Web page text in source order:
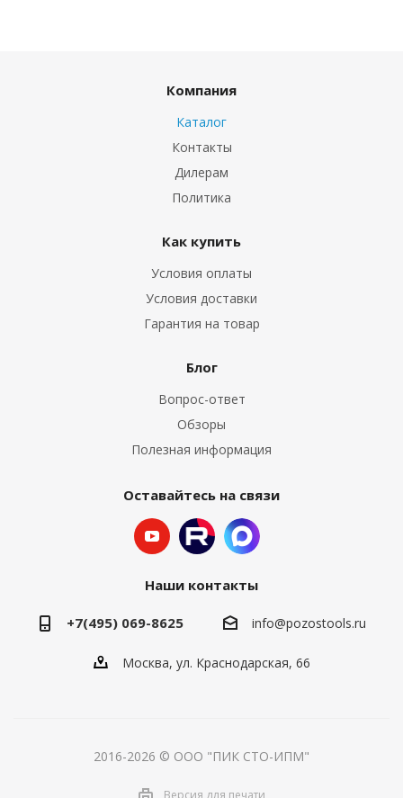
Компания
Каталог
Контакты
Дилерам
Политика
Как купить
Условия оплаты
Условия доставки
Гарантия на товар
Блог
Вопрос-ответ
Обзоры
Полезная информация
Оставайтесь на связи
Наши контакты
+7(495) 069-8625 info@pozostools.ru
Москва, ул. Краснодарская, 66
2016-2026 © ООО "ПИК СТО-ИПМ"